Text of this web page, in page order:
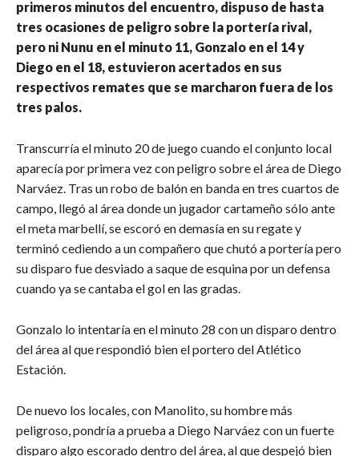
primeros minutos del encuentro, dispuso de hasta
tres ocasiones de peligro sobre la portería rival,
pero ni Nunu en el minuto 11, Gonzalo en el 14 y
Diego en el 18, estuvieron acertados en sus
respectivos remates que se marcharon fuera de los
tres palos.
Transcurría el minuto 20 de juego cuando el conjunto local
aparecía por primera vez con peligro sobre el área de Diego
Narváez. Tras un robo de balón en banda en tres cuartos de
campo, llegó al área donde un jugador cartameño sólo ante
el meta marbellí, se escoró en demasía en su regate y
terminó cediendo a un compañero que chutó a portería pero
su disparo fue desviado a saque de esquina por un defensa
cuando ya se cantaba el gol en las gradas.
Gonzalo lo intentaría en el minuto 28 con un disparo dentro
del área al que respondió bien el portero del Atlético
Estación.
De nuevo los locales, con Manolito, su hombre más
peligroso, pondría a prueba a Diego Narváez con un fuerte
disparo algo escorado dentro del área, al que despejó bien